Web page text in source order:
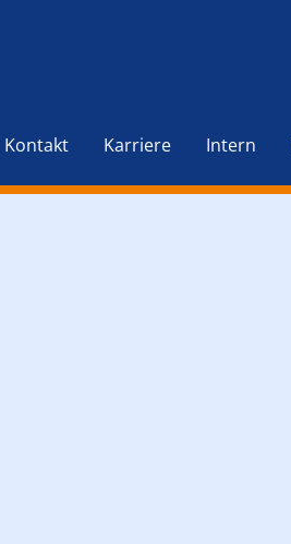
Kontakt Karriere Intern